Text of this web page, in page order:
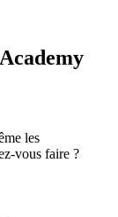
les
vous faire ?